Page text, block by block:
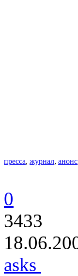
пресса, журнал, анонс
0
3433
asks